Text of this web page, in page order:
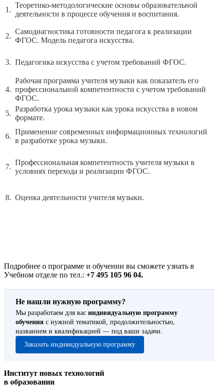
1.
Теоретико-методологические основы образовательной
деятельности в процессе обучения и воспитания.
2.
Самодиагностика готовности педагога к реализации
ФГОС. Модель педагога искусства.
3. Педагогика искусства с учетом требований ФГОС.
4.
Рабочая программа учителя музыки как показатель его
профессиональной компетентности с учетом требований
ФГОС.
5.
Разработка урока музыки как урока искусства в новом
формате.
6.
Применение современных информационных технологий
в разработке урока музыки.
7.
Профессиональная компетентность учителя музыки в
условиях перехода и реализации ФГОС.
8. Оценка деятельности учителя музыки.
Подробнее о программе и обучении вы сможете узнать в
Учебном отделе по тел.: +7 495 105 96 04.
Не нашли нужную программу?
Мы разработаем для вас индивидуальную программу
обучения с нужной тематикой, продолжительностью,
названием и квалификацией — под ваши задачи.
Заказать индивидуальную программу
Институт новых технологий
в образовании